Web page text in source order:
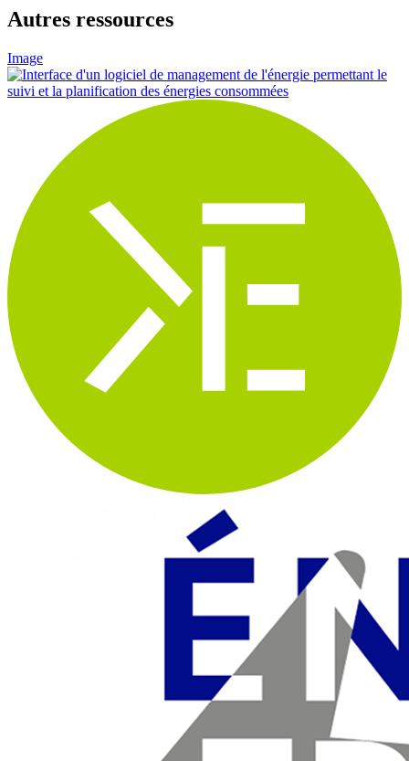
Autres ressources
Image